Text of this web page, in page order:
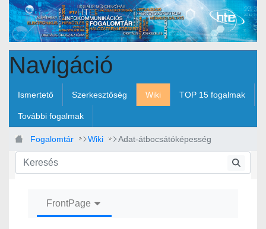
Ugrás a fő tartalomhoz
Navigáció
Ismertető Szerkesztőség Wiki TOP 15 fogalmak
További fogalmak
Fogalomtár Wiki Adat-átbocsátóképesség
FrontPage